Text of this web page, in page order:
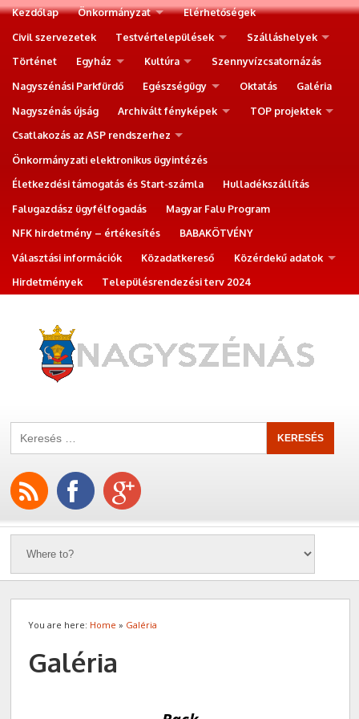
Kezdőlap Önkormányzat
Elérhetőségek
Civil szervezetek
Testvértelepülések
Szálláshelyek
Történet
Egyház Kultúra
Szennyvízcsatornázás
Nagyszénási Parkfürdő
Egészségügy Oktatás
Galéria
Nagyszénás újság
Archivált fényképek
TOP projektek
Csatlakozás az ASP rendszerhez
Önkormányzati elektronikus ügyintézés
Életkezdési támogatás és Start-számla
Hulladékszállítás
Falugazdász ügyfélfogadás
Magyar Falu Program
NFK hirdetmény – értékesítés
BABAKÖTVÉNY
Választási információk
Közadatkereső
Közérdekű adatok
Hirdetmények
Településrendezési terv 2024
You are here: Home » Galéria
Galéria